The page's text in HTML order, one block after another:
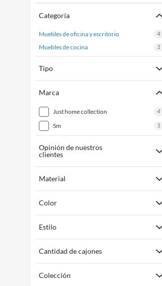
Categoría
muebles de oficina y escritorio
4
muebles de cocina
1
Tipo
Marca
just home collection
4
sm
1
Opinión de nuestros
clientes
Material
Color
Estilo
Cantidad de cajones
Colección